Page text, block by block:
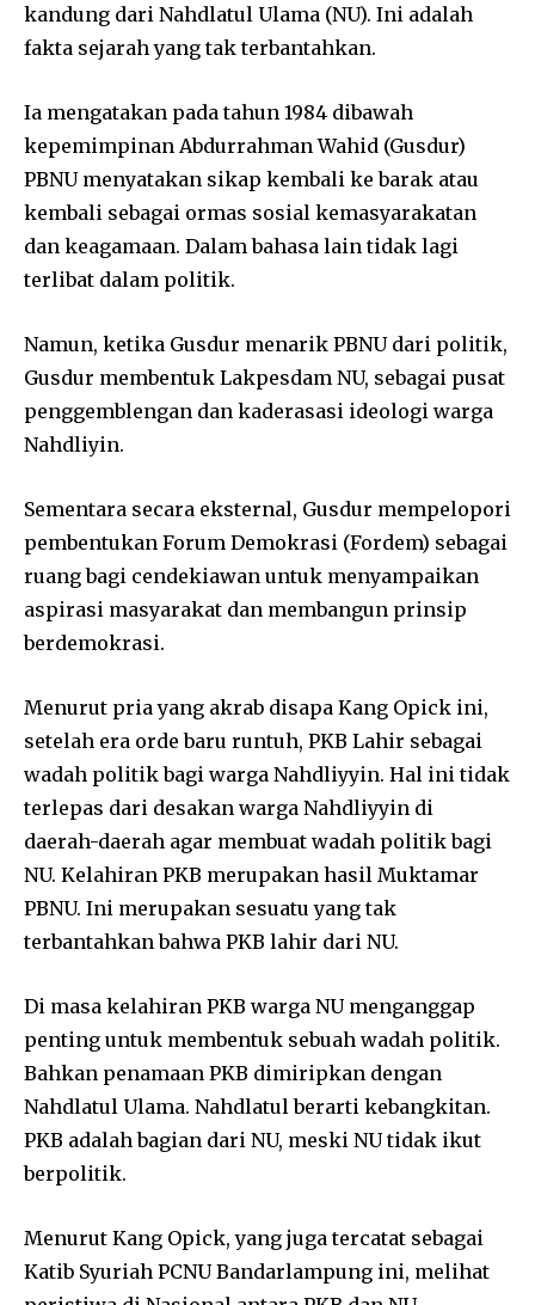
kandung dari Nahdlatul Ulama (NU). Ini adalah
fakta sejarah yang tak terbantahkan.
Ia mengatakan pada tahun 1984 dibawah
kepemimpinan Abdurrahman Wahid (Gusdur)
PBNU menyatakan sikap kembali ke barak atau
kembali sebagai ormas sosial kemasyarakatan
dan keagamaan. Dalam bahasa lain tidak lagi
terlibat dalam politik.
Namun, ketika Gusdur menarik PBNU dari politik,
Gusdur membentuk Lakpesdam NU, sebagai pusat
penggemblengan dan kaderasasi ideologi warga
Nahdliyin.
Sementara secara eksternal, Gusdur mempelopori
pembentukan Forum Demokrasi (Fordem) sebagai
ruang bagi cendekiawan untuk menyampaikan
aspirasi masyarakat dan membangun prinsip
berdemokrasi.
Menurut pria yang akrab disapa Kang Opick ini,
setelah era orde baru runtuh, PKB Lahir sebagai
wadah politik bagi warga Nahdliyyin. Hal ini tidak
terlepas dari desakan warga Nahdliyyin di
daerah-daerah agar membuat wadah politik bagi
NU. Kelahiran PKB merupakan hasil Muktamar
PBNU. Ini merupakan sesuatu yang tak
terbantahkan bahwa PKB lahir dari NU.
Di masa kelahiran PKB warga NU menganggap
penting untuk membentuk sebuah wadah politik.
Bahkan penamaan PKB dimiripkan dengan
Nahdlatul Ulama. Nahdlatul berarti kebangkitan.
PKB adalah bagian dari NU, meski NU tidak ikut
berpolitik.
Menurut Kang Opick, yang juga tercatat sebagai
Katib Syuriah PCNU Bandarlampung ini, melihat